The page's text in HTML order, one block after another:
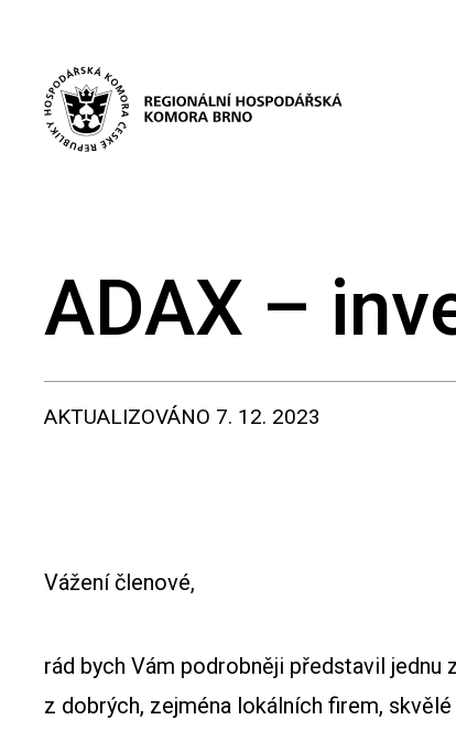
ADAX –
AKTUALIZOVÁNO 7. 12. 2023
Vážení členové,
rád bych Vám podrobněji představil
z dobrých, zejména lokálních firem,